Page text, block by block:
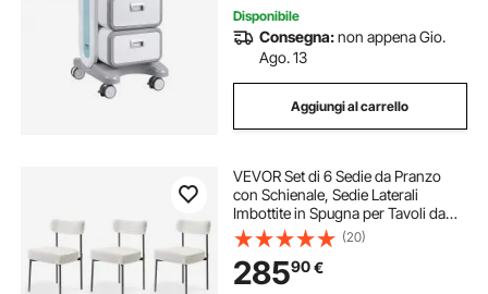
Disponibile
Consegna:non appena Gio.
Ago. 13
Aggiungi al carrello
VEVOR Set di 6 Sedie da Pranzo
con Schienale, Sedie Laterali
Imbottite in Spugna per Tavoli da
Pranzo da Cucina Salvaspazio con
Gambe in Metallo, da Salotto,
Soggiorno, Ristorante, Bianco
(20)
28590€